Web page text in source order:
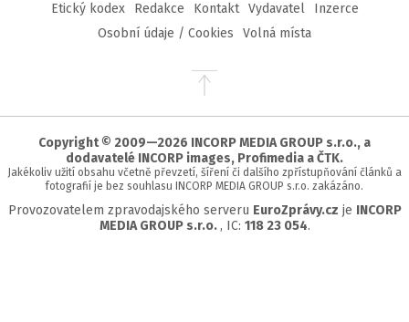
Etický kodex Redakce Kontakt Vydavatel
Inzerce
Osobní údaje / Cookies
Volná místa
Přejít
stránky
Copyright © 2009—2026 INCORP MEDIA GROUP s.r.o., a
dodavatelé INCORP images, Profimedia a ČTK.
Jakékoliv užití obsahu včetně převzetí, šíření či dalšího zpřístupňování článků a
fotografií je bez souhlasu INCORP MEDIA GROUP s.r.o. zakázáno.
Provozovatelem zpravodajského serveru EuroZprávy.cz je INCORP
MEDIA GROUP s.r.o. , IC: 118 23 054.